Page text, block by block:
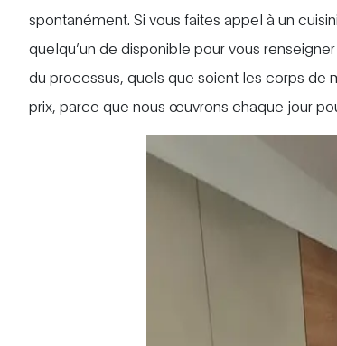
spontanément. Si vous faites appel à un
quelqu’un de disponible pour vous
du processus, quels que soient les corps de
prix, parce que nous œuvrons chaque jour